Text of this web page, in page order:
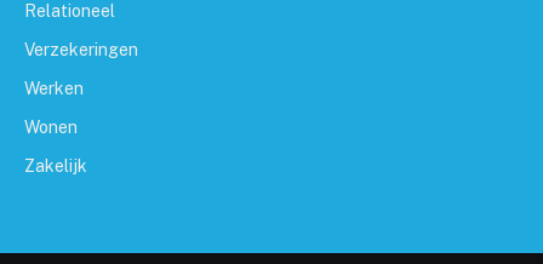
Relationeel
Verzekeringen
Werken
Wonen
Zakelijk